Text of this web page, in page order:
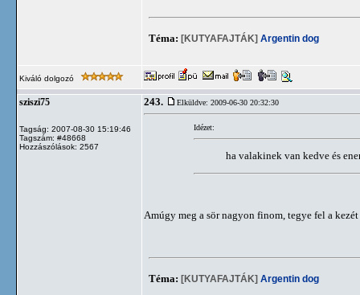
Téma: [KUTYAFAJTÁK] Argentin dog
Kiváló dolgozó
sziszi75
Tagság: 2007-08-30 15:19:46
Tagszám: #48668
Hozzászólások: 2567
243. Elküldve: 2009-06-30 20:32:30
Idézet:
ha valakinek van kedve és
Amúgy meg a sör nagyon finom, tegye fel a
Téma: [KUTYAFAJTÁK] Argentin dog